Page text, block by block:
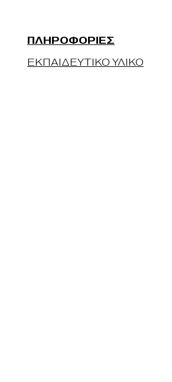
ΠΛΗΡΟΦΟΡΙΕΣ
ΕΚΠΑΙΔΕΥΤΙΚΟ ΥΛΙΚΟ